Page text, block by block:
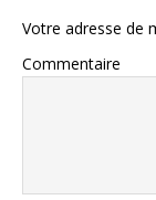
Votre adresse de
Commentaire